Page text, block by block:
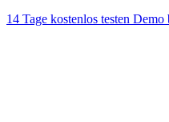
14 Tage kostenlos testen Demo